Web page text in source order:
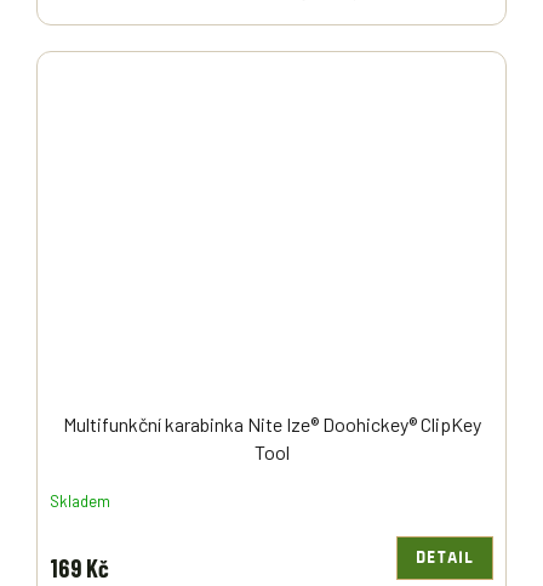
Multifunkční karabinka Nite Ize® Doohickey® ClipKey
Tool
Skladem
169 Kč DETAIL